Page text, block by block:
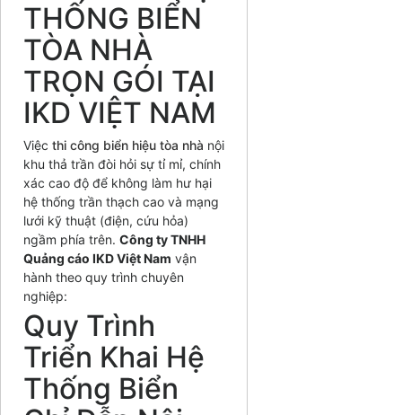
THỐNG BIỂN
TÒA NHÀ
TRỌN GÓI TẠI
IKD VIỆT NAM
Việc thi công biển hiệu tòa nhà nội
khu thả trần đòi hỏi sự tỉ mỉ, chính
xác cao độ để không làm hư hại
hệ thống trần thạch cao và mạng
lưới kỹ thuật (điện, cứu hỏa)
ngầm phía trên. Công ty TNHH
Quảng cáo IKD Việt Nam vận
hành theo quy trình chuyên
nghiệp:
Quy Trình
Triển Khai Hệ
Thống Biển